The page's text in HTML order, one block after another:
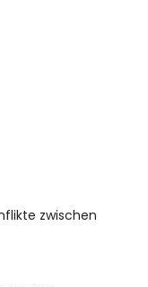
zwischen